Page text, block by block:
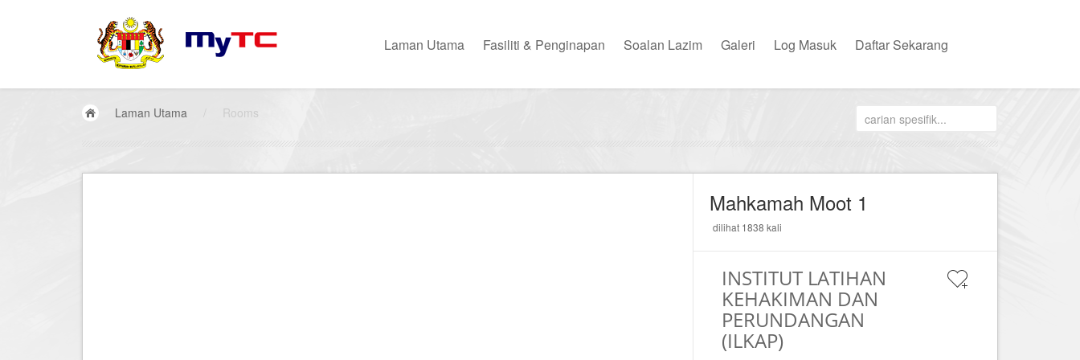
Laman Utama Fasiliti & Penginapan Soalan Lazim Galeri Log Masuk Daftar Sekarang
Laman Utama Rooms
Mahkamah Moot 1
dilihat 1838 kali
INSTITUT LATIHAN
KEHAKIMAN DAN
PERUNDANGAN
(ILKAP)